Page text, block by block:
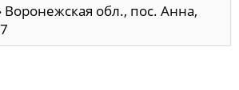
Воронежская обл., пос. Анна,